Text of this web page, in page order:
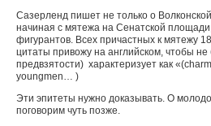
Сазерленд пишет не только о
начиная с мятежа на Сенатской
фигурантов. Всех причастных к мятежу
цитаты привожу на английском, чтобы
предвзятости) характеризует как «(
youngmen… )
Эти эпитеты нужно доказывать. О
поговорим чуть позже.